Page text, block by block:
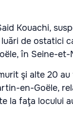
Kouachi,
de ostatici
în Seine-et-
şi alte 20
en-Goële,
la faţa locului